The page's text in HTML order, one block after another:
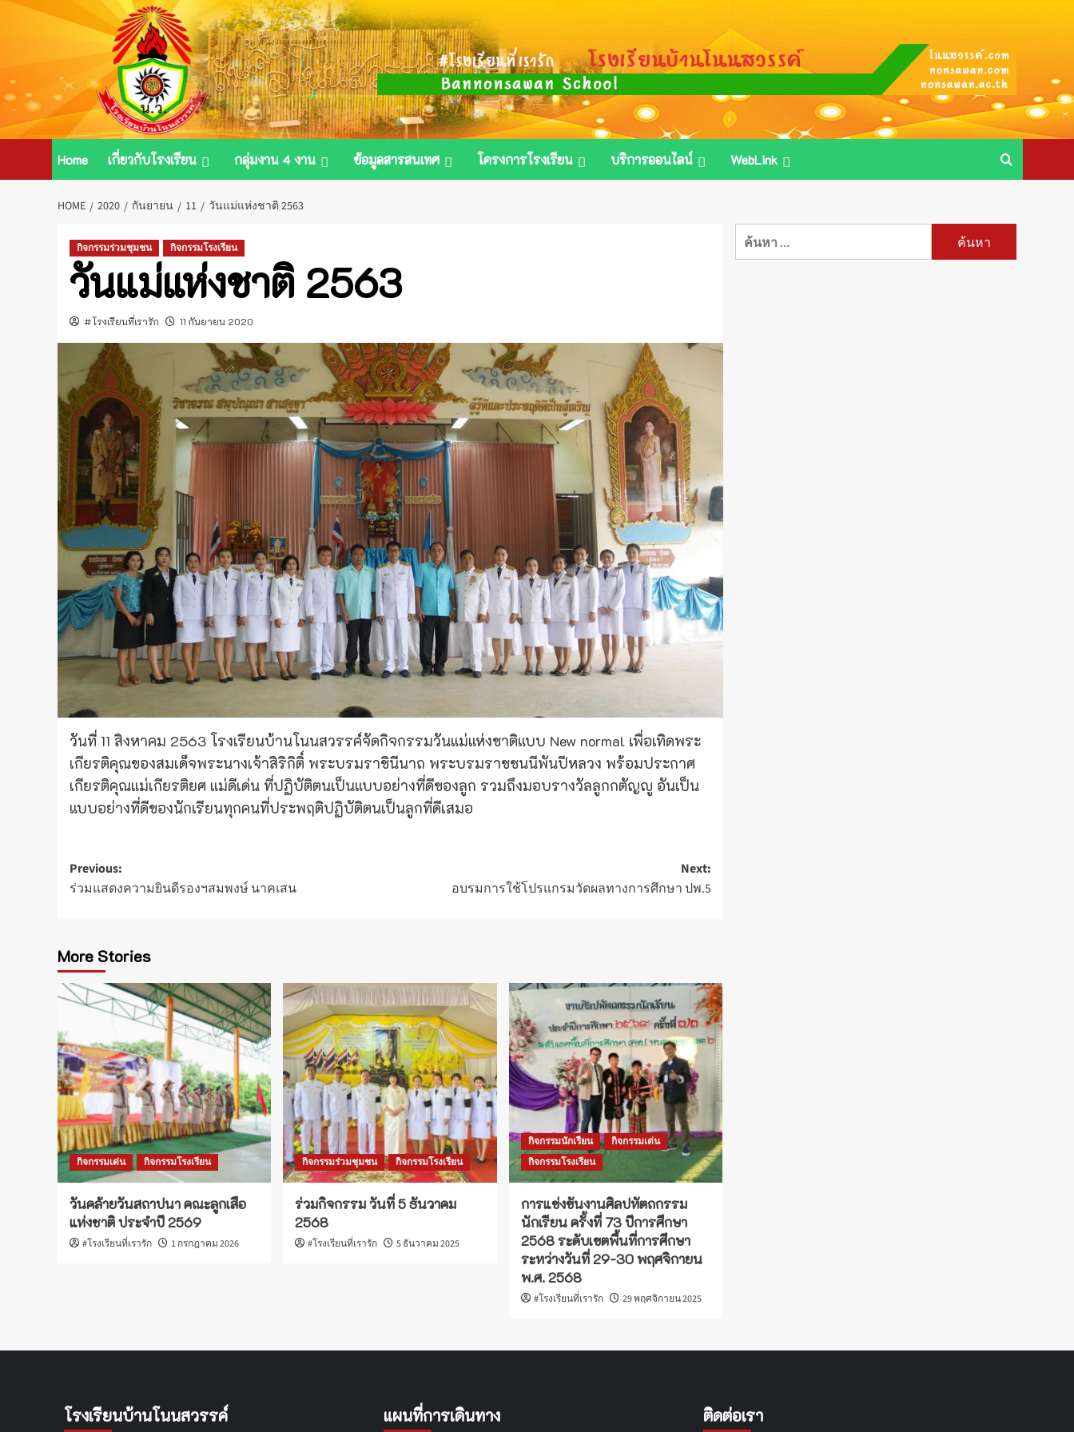
Skip
Home เกี่ยวกับโรงเรียน กลุ่มงาน 4 งาน ข้อมูลสารสนเทศ โครงการโรงเรียน บริการออนไลน์ WebLink
HOME 2020 กันยายน 11 วันแม่แห่งชาติ 2563
กิจกรรมร่วมชุมชน กิจกรรมโรงเรียน
วันแม่แห่งชาติ 2563
#โรงเรียนที่เรารัก 11 กันยายน 2020
วันที่ 11 สิงหาคม 2563 โรงเรียนบ้านโนนสวรรค์จัดกิจกรรมวันแม่แห่งชาติแบบ New normal เพื่อเทิดพระ
เกียรติคุณของสมเด็จพระนางเจ้าสิริกิติ์ พระบรมราชินีนาถ พระบรมราชชนนีพันปีหลวง พร้อมประกาศ
เกียรติคุณแม่เกียรติยศ แม่ดีเด่น ที่ปฏิบัติตนเป็นแบบอย่างที่ดีของลูก รวมถึงมอบรางวัลลูกกตัญญู อันเป็น
แบบอย่างที่ดีของนักเรียนทุกคนที่ประพฤติปฏิบัติตนเป็นลูกที่ดีเสมอ
Post
navigation
Previous:
ร่วมแสดงความยินดีรองฯสมพงษ์ นาคเสน
Next:
อบรมการใช้โปรแกรมวัดผลทางการศึกษา ปพ.5
More Stories
กิจกรรมเด่น กิจกรรมโรงเรียน
วันคล้ายวันสถาปนา คณะลูกเสือ
แห่งชาติ ประจำปี 2569
#โรงเรียนที่เรารัก 1 กรกฎาคม 2026
กิจกรรมร่วมชุมชน กิจกรรมโรงเรียน
ร่วมกิจกรรม วันที่ 5 ธันวาคม
2568
#โรงเรียนที่เรารัก 5 ธันวาคม 2025
กิจกรรมนักเรียน
กิจกรรมเด่น
กิจกรรมโรงเรียน
การแข่งขันงานศิลปหัตถกรรม
นักเรียน ครั้งที่ 73 ปีการศึกษา
2568 ระดับเขตพื้นที่การศึกษา
ระหว่างวันที่ 29-30 พฤศจิกายน
พ.ศ. 2568
#โรงเรียนที่เรารัก 29 พฤศจิกายน 2025
ค้นหา
โรงเรียนบ้านโนนสวรรค์ แผนที่การเดินทาง ติดต่อเรา